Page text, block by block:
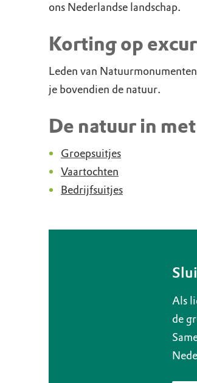
ons Nederlandse landschap.
Korting op
Leden van
je bovendien de natuur.
De natuur in
Groepsuitjes
Vaartochten
Bedrijfsuitjes
Als
de